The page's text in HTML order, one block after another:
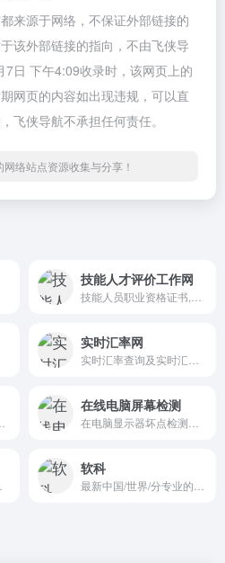
来源于网络，不保证外部链接的
该外部链接的指向，不由飞侠导
日 下午4:09收录时，该网页上的
网页的内容如出现违规，可以直
飞侠导航不承担任何责任。
络站点资源收集与分享！
技能人才评价工作网
实时汇率网
在线电脑屏幕检测
软科